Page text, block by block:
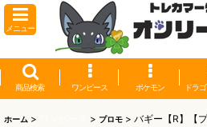
メニュー
商品検索 ワンピース ポケモン ドラ
ホーム > > プロモ > バギー【R】【